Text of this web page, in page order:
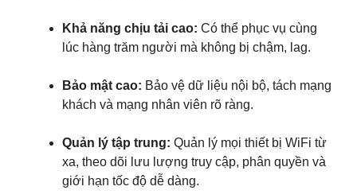
Khả năng chịu tải cao: Có thể phục vụ cùng
lúc hàng trăm người mà không bị chậm, lag.
Bảo mật cao: Bảo vệ dữ liệu nội bộ, tách mạng
khách và mạng nhân viên rõ ràng.
Quản lý tập trung: Quản lý mọi thiết bị WiFi từ
xa, theo dõi lưu lượng truy cập, phân quyền và
giới hạn tốc độ dễ dàng.